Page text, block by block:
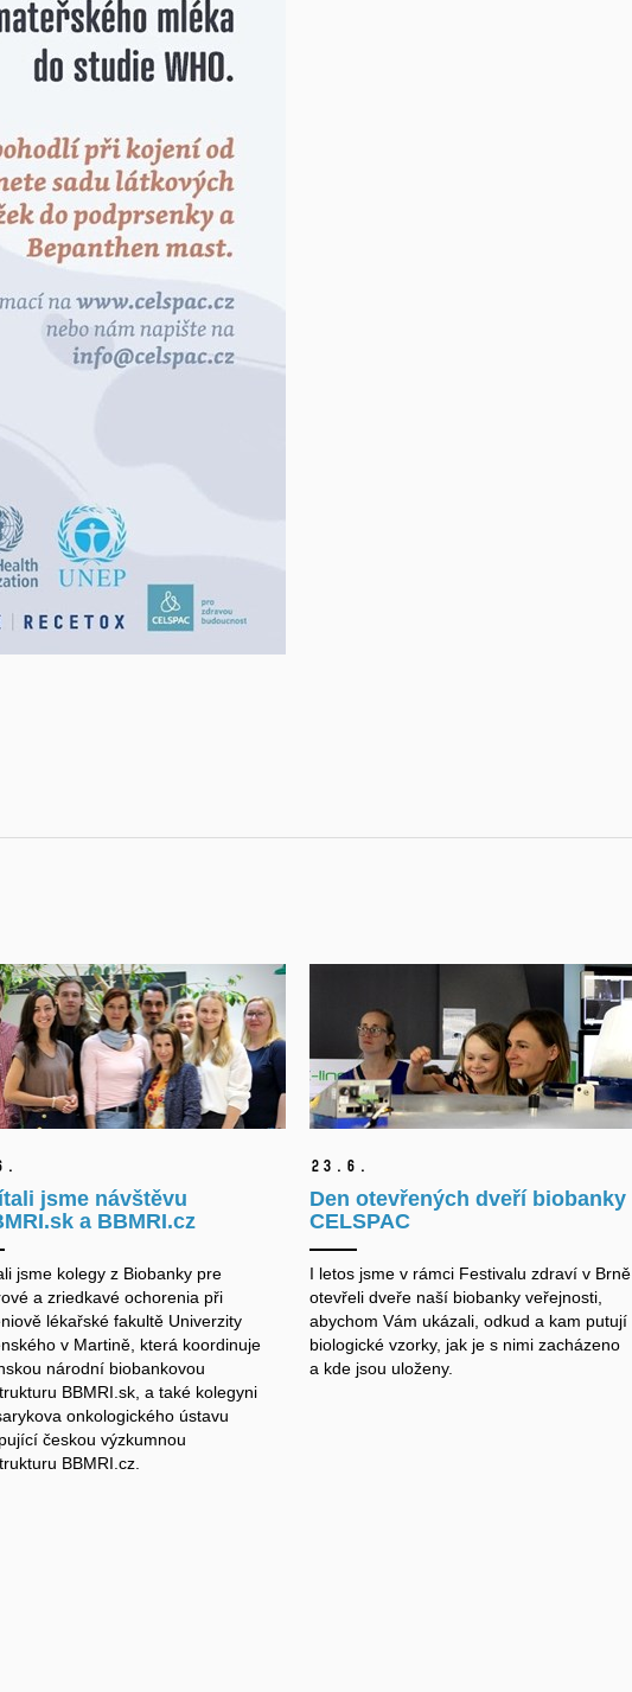
jsme návštěvu
a BBMRI.cz
jsme kolegy z Biobanky pre
a zriedkavé ochorenia při
lékařské fakultě Univerzity
v Martině, která koordinuje
národní biobankovou
BBMRI.sk, a také kolegyni
onkologického ústavu
českou výzkumnou
BBMRI.cz.
23. 6.
Den otevřených dveří biobanky
CELSPAC
I letos jsme v rámci Festivalu zdraví v Brně
otevřeli dveře naší biobanky veřejnosti,
abychom Vám ukázali, odkud a kam putují
biologické vzorky, jak je s nimi zacházeno
a kde jsou uloženy.